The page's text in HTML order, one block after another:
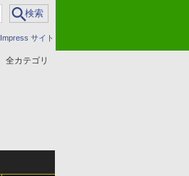
Impress サイト
全カテゴリ